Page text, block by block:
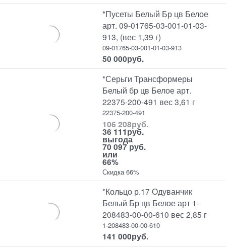
*Пусеты Белый Бр цв Белое
арт. 09-01765-03-001-01-03-
913, (вес 1,39 г)
09-01765-03-001-01-03-913
50 000руб.
*Серьги Трансформеры
Белый бр цв Белое арт.
22375-200-491 вес 3,61 г
22375-200-491
106 208руб.
36 111руб.
выгода
70 097 руб.
или
66%
Скидка 66%
*Кольцо р.17 Одуванчик
Белый Бр цв Белое арт 1-
208483-00-00-610 вес 2,85 г
1-208483-00-00-610
141 000руб.